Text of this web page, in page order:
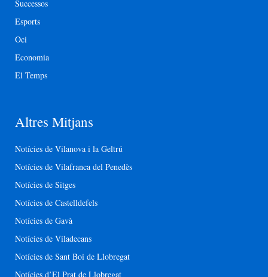
Successos
Esports
Oci
Economia
El Temps
Altres Mitjans
Notícies de Vilanova i la Geltrú
Notícies de Vilafranca del Penedès
Notícies de Sitges
Notícies de Castelldefels
Notícies de Gavà
Notícies de Viladecans
Notícies de Sant Boi de Llobregat
Notícies d’El Prat de Llobregat